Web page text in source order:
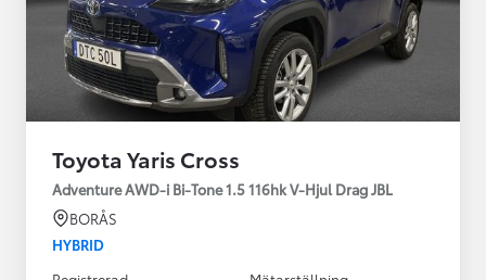
Toyota Yaris Cross
Adventure AWD-i Bi-Tone 1.5 116hk V-Hjul Drag JBL
BORÅS
HYBRID